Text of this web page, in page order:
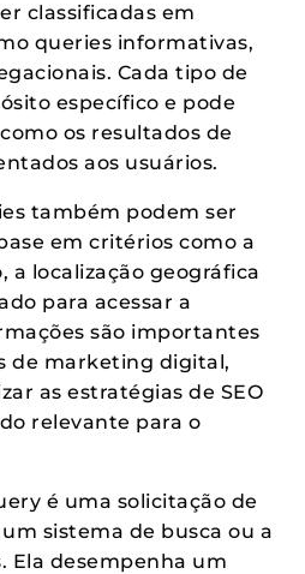
classificadas em
queries informativas,
Cada tipo de
específico e pode
os resultados de
aos usuários.
também podem ser
em critérios como a
a localização geográfica
para acessar a
são importantes
de marketing digital,
as estratégias de SEO
relevante para o
é uma solicitação de
sistema de busca ou a
Ela desempenha um